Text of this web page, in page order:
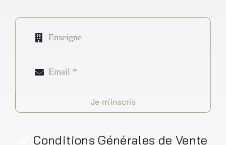
Je m'inscris
Conditions Générales de Vente